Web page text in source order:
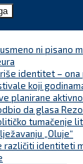
ni pisano
identitet – ona
koji
planirane
da glasa
tumačenje
„Oluje“
različiti identiteti